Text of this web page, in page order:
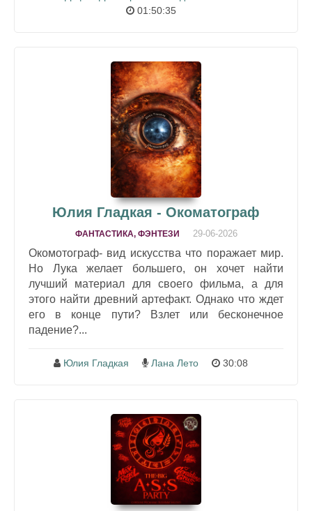
01:50:35
Юлия Гладкая - Окоматограф
ФАНТАСТИКА, ФЭНТЕЗИ 29-06-2026
Окомотограф- вид искусства что поражает мир.
Но Лука желает большего, он хочет найти
лучший материал для своего фильма, а для
этого найти древний артефакт. Однако что ждет
его в конце пути? Взлет или бесконечное
падение?...
Юлия Гладкая Лана Лето 30:08